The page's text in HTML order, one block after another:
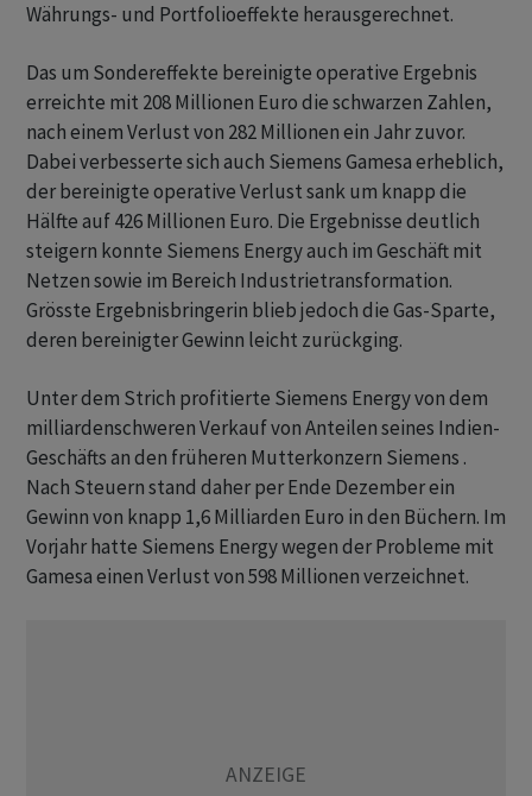
Währungs- und Portfolioeffekte herausgerechnet.
Das um Sondereffekte bereinigte operative Ergebnis
erreichte mit 208 Millionen Euro die schwarzen Zahlen,
nach einem Verlust von 282 Millionen ein Jahr zuvor.
Dabei verbesserte sich auch Siemens Gamesa erheblich,
der bereinigte operative Verlust sank um knapp die
Hälfte auf 426 Millionen Euro. Die Ergebnisse deutlich
steigern konnte Siemens Energy auch im Geschäft mit
Netzen sowie im Bereich Industrietransformation.
Grösste Ergebnisbringerin blieb jedoch die Gas-Sparte,
deren bereinigter Gewinn leicht zurückging.
Unter dem Strich profitierte Siemens Energy von dem
milliardenschweren Verkauf von Anteilen seines Indien-
Geschäfts an den früheren Mutterkonzern Siemens .
Nach Steuern stand daher per Ende Dezember ein
Gewinn von knapp 1,6 Milliarden Euro in den Büchern. Im
Vorjahr hatte Siemens Energy wegen der Probleme mit
Gamesa einen Verlust von 598 Millionen verzeichnet.